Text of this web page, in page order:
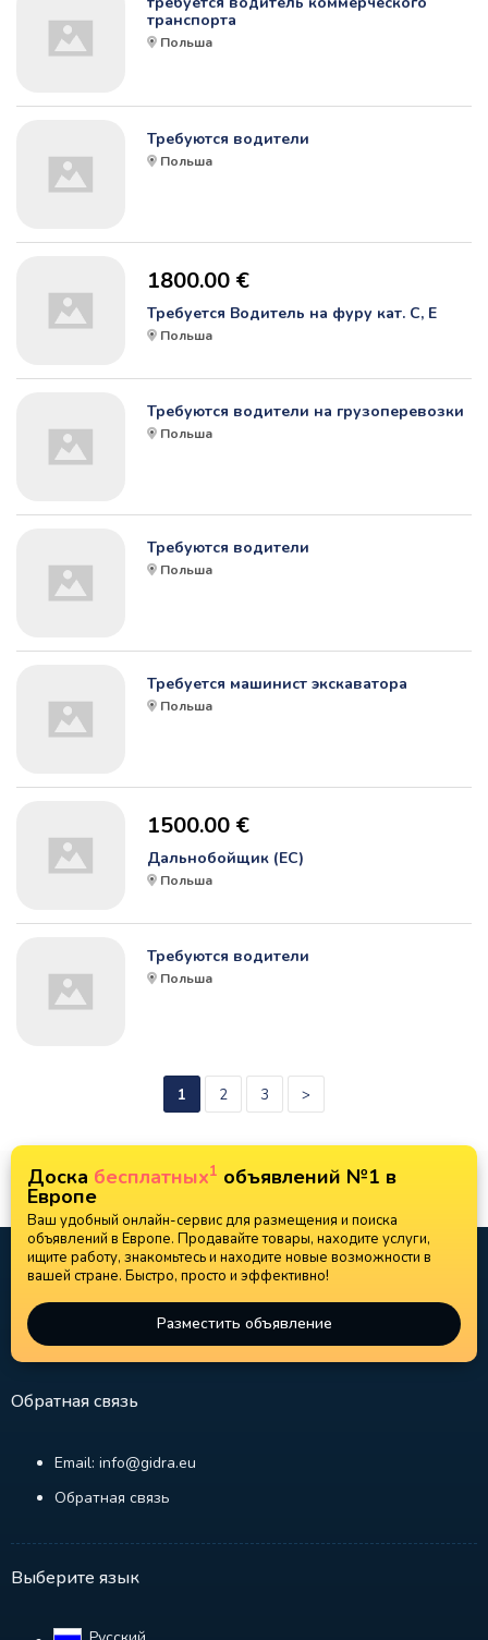
транспорта
Польша
Требуются водители
Польша
1800.00 €
Требуется Водитель на фуру кат. С, Е
Польша
Требуются водители на грузоперевозки
Польша
Требуются водители
Польша
Требуется машинист экскаватора
Польша
1500.00 €
Дальнобойщик (ЕС)
Польша
Требуются водители
Польша
1 2 3 >
Доска бесплатных1 объявлений №1 в
Европе
Ваш удобный онлайн-сервис для размещения и поиска
объявлений в Европе. Продавайте товары, находите услуги,
ищите работу, знакомьтесь и находите новые возможности в
вашей стране. Быстро, просто и эффективно!
Разместить объявление
Обратная связь
Email: info@gidra.eu
Обратная связь
Выберите язык